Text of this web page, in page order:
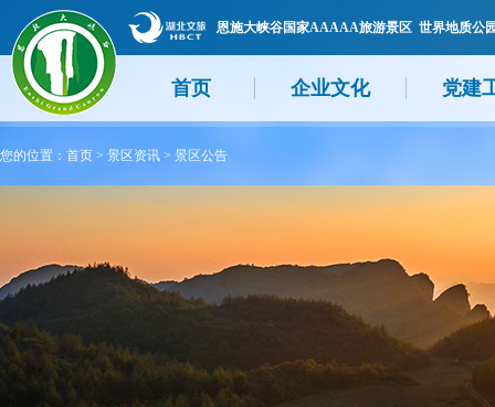
恩施大峡谷国家AAAAA旅游景区 世界地质公
首页 企业文化 党建
您的位置： 首页 > 景区资讯 > 景区公告